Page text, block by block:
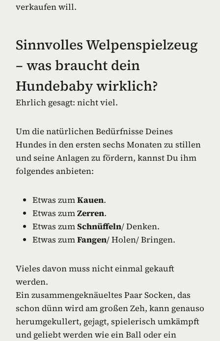
verkaufen will.
Sinnvolles Welpenspielzeug
– was braucht dein
Hundebaby wirklich?
Ehrlich gesagt: nicht viel.
Um die natürlichen Bedürfnisse Deines
Hundes in den ersten sechs Monaten zu stillen
und seine Anlagen zu fördern, kannst Du ihm
folgendes anbieten:
Etwas zumKauen.
Etwas zumZerren.
Etwas zumSchnüffeln/ Denken.
Etwas zumFangen/ Holen/ Bringen.
Vieles davon muss nicht einmal gekauft
werden.
Ein zusammengeknäueltes Paar Socken, das
schon dünn wird am großen Zeh, kann genauso
herumgekullert, gejagt, spielerisch umkämpft
und geliebt werden wie ein Ball oder ein